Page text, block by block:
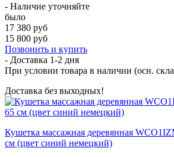
- Наличие уточняйте
было
17 380 руб
15 800 руб
Позвонить и купить
- Доставка 1-2 дня
При условии товара в наличии (осн.
Доставка без выходных!
Кушетка массажная деревянная
см (цвет синий немецкий)